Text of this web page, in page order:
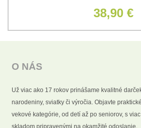
38,90 €
O NÁS
Už viac ako 17 rokov prinášame kvalitné
narodeniny, sviatky či výročia. Objavte
vekové kategórie, od detí až po seniorov, s
skladom pripravenými na okamžité odoslanie.